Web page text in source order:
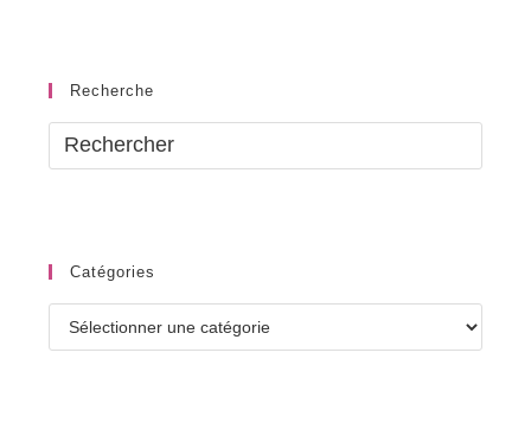
Recherche
Catégories